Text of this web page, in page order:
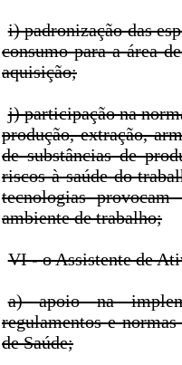
i) padronização das
consumo para a área
aquisição;
j) participação na
produção, extração,
de substâncias de
riscos à saúde do
tecnologias
ambiente de trabalho;
VI - o Assistente de
a) apoio na
regulamentos e
de Saúde;